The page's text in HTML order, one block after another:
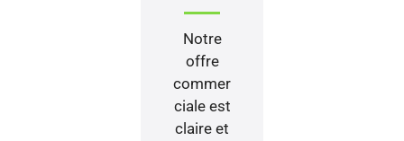
Notre
offre
commer
ciale est
claire et